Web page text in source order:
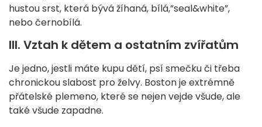
hustou srst, která bývá žíhaná, bílá,”seal&white”,
nebo černobílá.
III. Vztah k dětem a ostatním zvířatům
Je jedno, jestli máte kupu dětí, psí smečku či třeba
chronickou slabost pro želvy. Boston je extrémně
přátelské plemeno, které se nejen vejde všude, ale
také všude zapadne.